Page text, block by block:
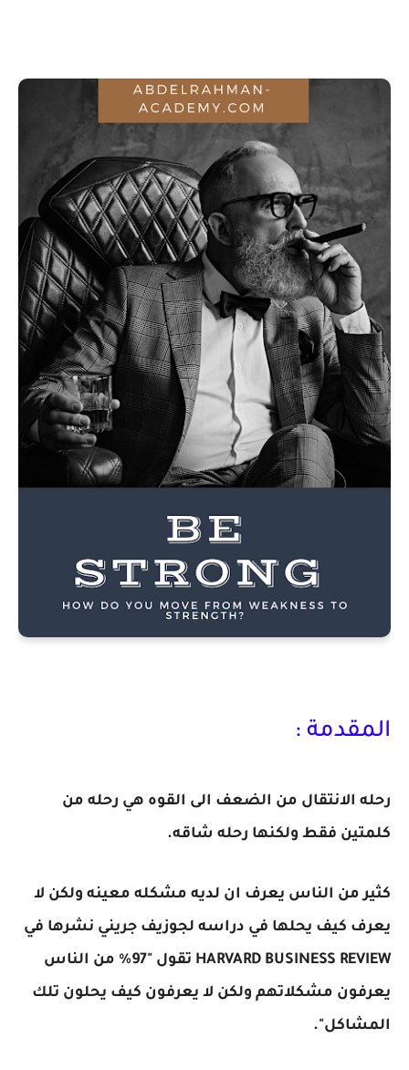
المقدمة :
رحله الانتقال من الضعف الى القوه هي رحله من
كلمتين فقط ولكنها رحله شاقه.
كثير من الناس يعرف ان لديه مشكله معينه ولكن لا
يعرف كيف يحلها في دراسه لجوزيف جريني نشرها في
HARVARD BUSINESS REVIEW تقول "97٪ من الناس
يعرفون مشكلاتهم ولكن لا يعرفون كيف يحلون تلك
المشاكل".